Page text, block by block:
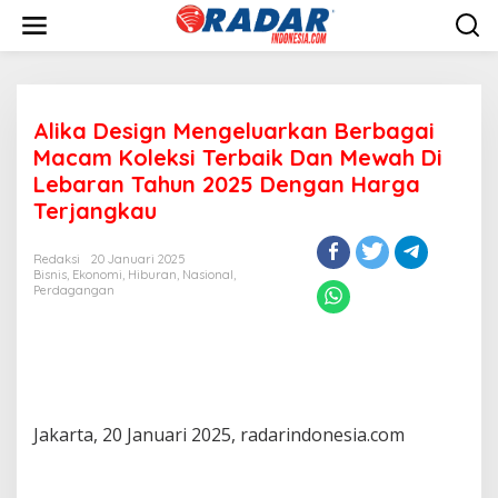
w
Alika Design Mengeluarkan Berbagai
Macam Koleksi Terbaik Dan Mewah Di
Lebaran Tahun 2025 Dengan Harga
Terjangkau
Redaksi
20 Januari 2025
Bisnis, Ekonomi, Hiburan, Nasional,
Perdagangan
Jakarta, 20 Januari 2025, radarindonesia.com